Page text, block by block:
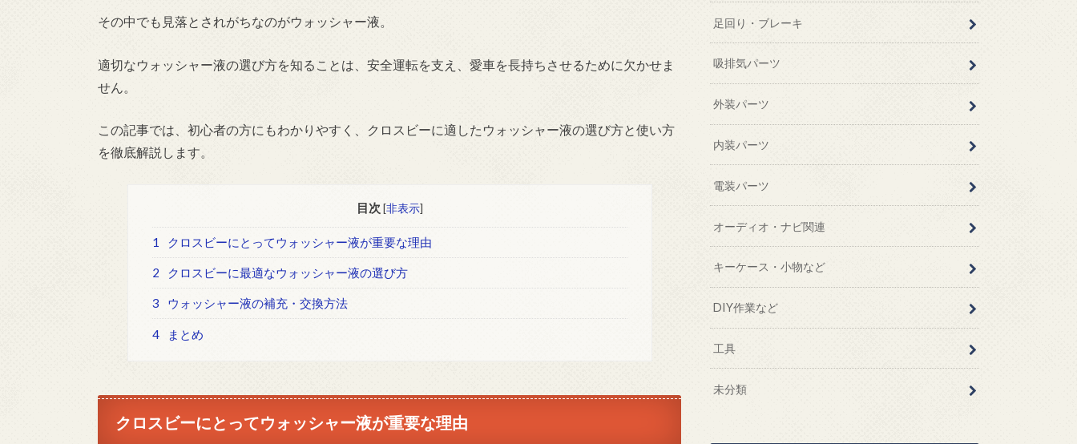
その中でも見落とされがちなのがウォッシャー液。
適切なウォッシャー液の選び方を知ることは、安全運転を支え、愛車を長持ちさせるために欠かせま
せん。
この記事では、初心者の方にもわかりやすく、クロスビーに適したウォッシャー液の選び方と使い方
を徹底解説します。
目次 [非表示]
1 クロスビーにとってウォッシャー液が重要な理由
2 クロスビーに最適なウォッシャー液の選び方
3 ウォッシャー液の補充・交換方法
4 まとめ
クロスビーにとってウォッシャー液が重要な理由
足回り・ブレーキ
吸排気パーツ
外装パーツ
内装パーツ
電装パーツ
オーディオ・ナビ関連
キーケース・小物など
DIY作業など
工具
未分類